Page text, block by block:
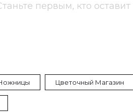
первым, кто
Цветочный Магазин